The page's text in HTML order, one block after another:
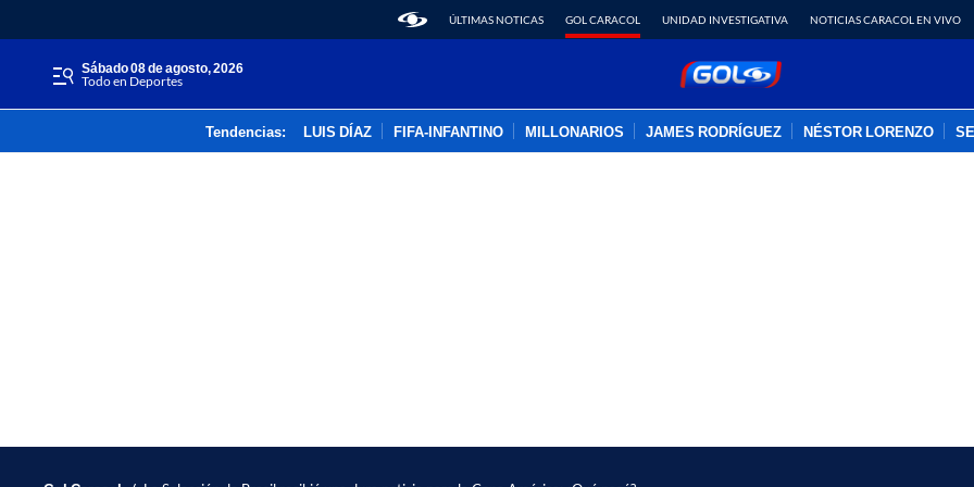
ÚLTIMAS NOTICAS GOL CARACOL UNIDAD INVESTIGATIVA NOTICIAS CARACOL EN VIVO
sábado 08 de agosto, 2026
Todo en Deportes
Tendencias: LUIS DÍAZ FIFA-INFANTINO MILLONARIOS JAMES RODRÍGUEZ NÉSTOR LORENZO